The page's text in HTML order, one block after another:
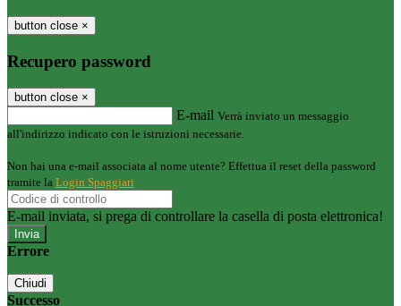
button close ×
Recupero password
button close ×
E-mail Verrà inviato un messaggio
all'indirizzo indicato con le istruzioni necessarie.
Non hai una e-mail associata al nome utente? Effettua il reset della password
tramite la Login Spaggiari
E-mail inviata, si prega di controllare la casella di posta elettronica!
Errore
Chiudi
Successo